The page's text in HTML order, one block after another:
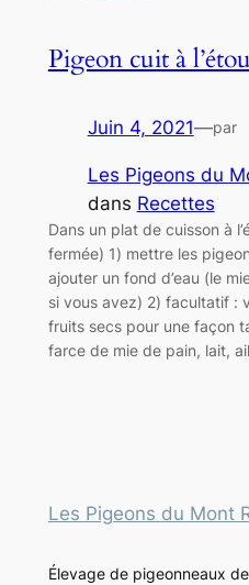
Pigeon cuit à
Juin 4, 2021—par
Les Pigeons du
dans Recettes
Dans un plat de cuisson à
fermée) 1) mettre les
ajouter un fond d’eau (le
si vous avez) 2) facultatif :
fruits secs pour une façon
farce de mie de pain, lait,
Les Pigeons du Mont
Élevage de pigeonneaux